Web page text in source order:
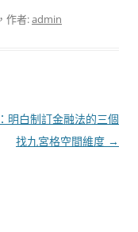
，作者:admin
明白制訂金融法的三個
找九宮格空間維度 →